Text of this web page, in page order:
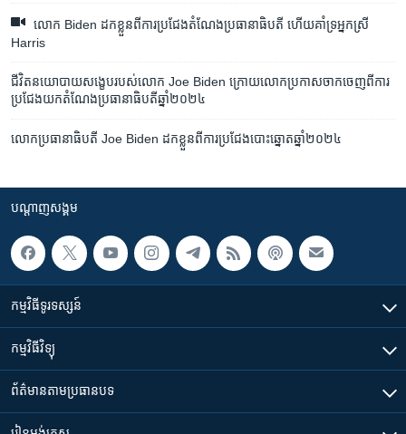
លោក Biden ដកខ្លួន​ពី​ការប្រជែង​តំណែង​ប្រធានាធិបតី ហើយគាំទ្រអ្នកស្រី
Harris
​ជីវិត​នយោបាយ​សង្ខេប​​របស់​​លោក Joe Biden ក្រោយ​លោក​​ប្រកាស​​ចាក​ចេញ​​ពី​​ការ​​
ប្រជែង​យក​​តំណែង​​ប្រធានាធិបតី​​ឆ្នាំ​​២០២៤
លោក​ប្រធានាធិបតី Joe Biden ដកខ្លួន​​ពី​ការ​ប្រជែង​បោះឆ្នោតឆ្នាំ២០២៤
បណ្តាញ​សង្គម
កម្មវិធី​ទូរទស្សន៍
កម្មវិធី​វិទ្យុ
ព័ត៌មាន​តាមប្រធានបទ​